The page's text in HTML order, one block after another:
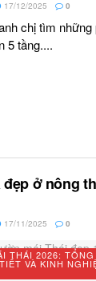
17/12/2025 0
chị tìm
5 tầng....
ở nông
17/11/2025 0
THÁI 2026:
VÀ KINH